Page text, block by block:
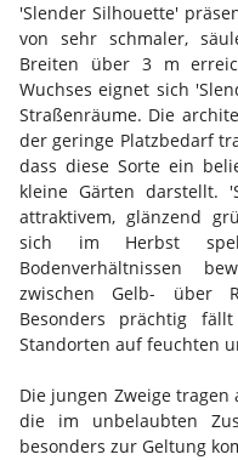
'Slender Silhouette'
von sehr schmaler,
Breiten über 3 m
Wuchses eignet sich
Straßenräume. Die
der geringe Platzbedarf
dass diese Sorte ein
kleine Gärten darstellt.
attraktivem, glänzend
sich im Herbst
Bodenverhältnissen
zwischen Gelb- über
Besonders prächtig
Standorten auf feuchten
Die jungen Zweige
die im unbelaubten
besonders zur Geltung